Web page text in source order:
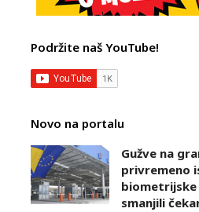
Podržite naš YouTube!
Novo na portalu
Gužve na
privremeno
smanjili